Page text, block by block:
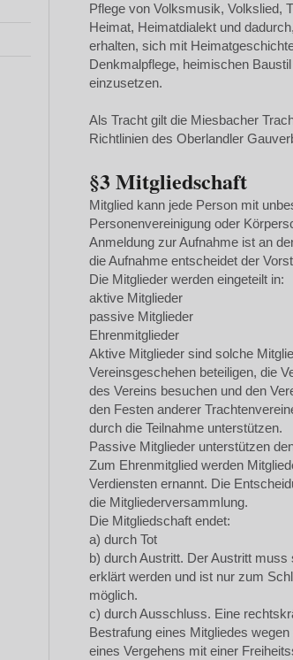
Pflege von Volksmusik, Volkslied,
Heimat, Heimatdialekt und
erhalten, sich mit
Denkmalpflege, heimischen
einzusetzen.
Als Tracht gilt die Miesbacher
Richtlinien des Oberlandler
§3 Mitgliedschaft
Mitglied kann jede Person mit
Personenvereinigung oder
Anmeldung zur Aufnahme ist an
die Aufnahme entscheidet der
Die Mitglieder werden eingeteilt in:
aktive Mitglieder
passive Mitglieder
Ehrenmitglieder
Aktive Mitglieder sind solche
Vereinsgeschehen beteiligen, die
des Vereins besuchen und den
den Festen anderer
durch die Teilnahme unterstützen.
Passive Mitglieder unterstützen
Zum Ehrenmitglied werden
Verdiensten ernannt. Die
die Mitgliederversammlung.
Die Mitgliedschaft endet:
a) durch Tot
b) durch Austritt. Der Austritt
erklärt werden und ist nur zum
möglich.
c) durch Ausschluss. Eine
Bestrafung eines Mitgliedes
eines Vergehens mit einer